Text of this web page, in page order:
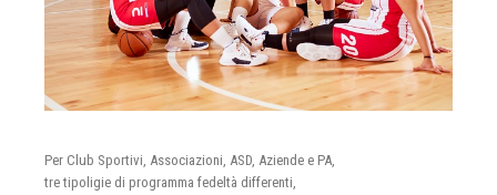
Per Club Sportivi, Associazioni, ASD, Aziende e PA,
tre tipoligie di programma fedeltà differenti,